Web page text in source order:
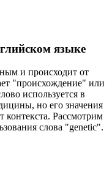
языке
и происходит от
"происхождение" или
используется в
но его значения
контекста. Рассмотрим
слова "genetic".